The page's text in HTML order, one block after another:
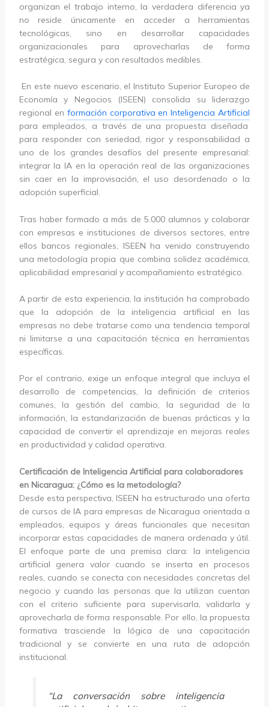
organizan el trabajo interno, la verdadera diferencia ya
no reside únicamente en acceder a herramientas
tecnológicas, sino en desarrollar capacidades
organizacionales para aprovecharlas de forma
estratégica, segura y con resultados medibles.
En este nuevo escenario, el Instituto Superior Europeo de
Economía y Negocios (ISEEN) consolida su liderazgo
regional en formación corporativa en Inteligencia Artificial
para empleados, a través de una propuesta diseñada
para responder con seriedad, rigor y responsabilidad a
uno de los grandes desafíos del presente empresarial:
integrar la IA en la operación real de las organizaciones
sin caer en la improvisación, el uso desordenado o la
adopción superficial.
Tras haber formado a más de 5.000 alumnos y colaborar
con empresas e instituciones de diversos sectores, entre
ellos bancos regionales, ISEEN ha venido construyendo
una metodología propia que combina solidez académica,
aplicabilidad empresarial y acompañamiento estratégico.
A partir de esta experiencia, la institución ha comprobado
que la adopción de la inteligencia artificial en las
empresas no debe tratarse como una tendencia temporal
ni limitarse a una capacitación técnica en herramientas
específicas.
Por el contrario, exige un enfoque integral que incluya el
desarrollo de competencias, la definición de criterios
comunes, la gestión del cambio, la seguridad de la
información, la estandarización de buenas prácticas y la
capacidad de convertir el aprendizaje en mejoras reales
en productividad y calidad operativa.
Certificación de Inteligencia Artificial para colaboradores
en Nicaragua: ¿Cómo es la metodología?
Desde esta perspectiva, ISEEN ha estructurado una oferta
de cursos de IA para empresas de Nicaragua orientada a
empleados, equipos y áreas funcionales que necesitan
incorporar estas capacidades de manera ordenada y útil.
El enfoque parte de una premisa clara: la inteligencia
artificial genera valor cuando se inserta en procesos
reales, cuando se conecta con necesidades concretas del
negocio y cuando las personas que la utilizan cuentan
con el criterio suficiente para supervisarla, validarla y
aprovecharla de forma responsable. Por ello, la propuesta
formativa trasciende la lógica de una capacitación
tradicional y se convierte en una ruta de adopción
institucional.
“La conversación sobre inteligencia